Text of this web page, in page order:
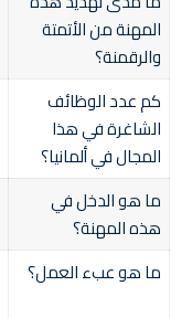
المهنة من الأتمتة
والرقمنة؟
كم عدد الوظائف
الشاغرة في هذا
المجال في ألمانيا؟
ما هو الدخل في
هذه المهنة؟
ما هو عبء العمل؟